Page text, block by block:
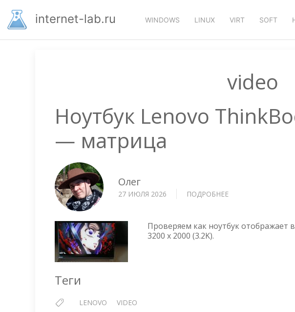
основномуinternet-lab.ru WINDOWS LINUX VIRT SOFT
video
Ноутбук Lenovo
— матрица
Олег
27 ИЮЛЯ 2026 ПОДРОБНЕЕ
THINKBOOK
Проверяем как ноутбук
3200 x 2000 (3.2K).
Теги
LENOVO VIDEO